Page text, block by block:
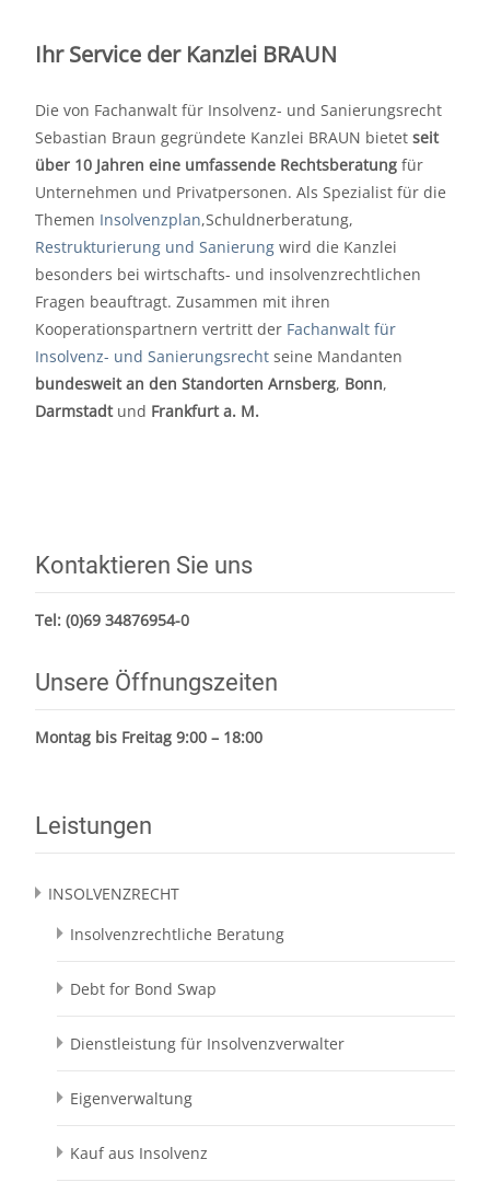
Ihr Service der Kanzlei BRAUN
Die von Fachanwalt für Insolvenz- und Sanierungsrecht
Sebastian Braun gegründete Kanzlei BRAUN bietet seit
über 10 Jahren eine umfassende Rechtsberatung für
Unternehmen und Privatpersonen. Als Spezialist für die
Themen Insolvenzplan,Schuldnerberatung,
Restrukturierung und Sanierung wird die Kanzlei
besonders bei wirtschafts- und insolvenzrechtlichen
Fragen beauftragt. Zusammen mit ihren
Kooperationspartnern vertritt der Fachanwalt für
Insolvenz- und Sanierungsrecht seine Mandanten
bundesweit an den Standorten Arnsberg, Bonn,
Darmstadtund Frankfurt a. M.
Kontaktieren Sie uns
Tel: (0)69 34876954-0
Unsere Öffnungszeiten
Montag bis Freitag 9:00 – 18:00
Leistungen
INSOLVENZRECHT
Insolvenzrechtliche Beratung
Debt for Bond Swap
Dienstleistung für Insolvenzverwalter
Eigenverwaltung
Kauf aus Insolvenz